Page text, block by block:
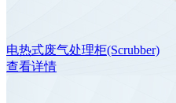
电热式废气处理柜(Scrubber)
查看详情